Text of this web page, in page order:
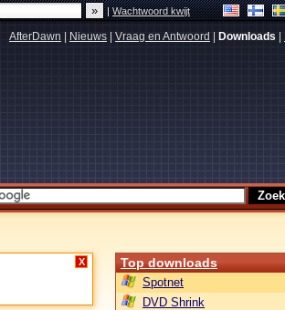
|Wachtwoord kwijt
AfterDawn Nieuws Vraag en Antwoord Downloads
X Top downloads
Spotnet
DVD Shrink